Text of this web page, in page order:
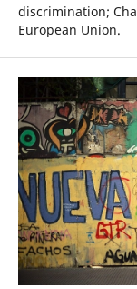
discrimination;
European Union.